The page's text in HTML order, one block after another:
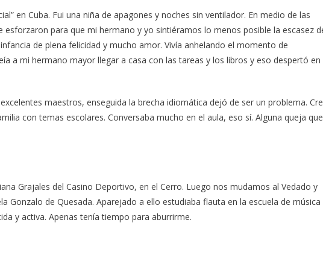
en Cuba. Fui una niña de apagones y noches sin ventilador. En medio de las
esforzaron para que mi hermano y yo sintiéramos lo menos posible la escasez
de plena felicidad y mucho amor. Vivía anhelando el momento de
a mi hermano mayor llegar a casa con las tareas y los libros y eso despertó en
maestros, enseguida la brecha idiomática dejó de ser un problema.
con temas escolares. Conversaba mucho en el aula, eso sí. Alguna queja que
Grajales del Casino Deportivo, en el Cerro. Luego nos mudamos al Vedado y
Gonzalo de Quesada. Aparejado a ello estudiaba flauta en la escuela de música
y activa. Apenas tenía tiempo para aburrirme.